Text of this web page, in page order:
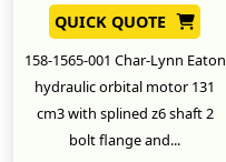
QUICK QUOTE
158-1565-001 Char-Lynn Eaton
hydraulic orbital motor 131
cm3 with splined z6 shaft 2
bolt flange and...